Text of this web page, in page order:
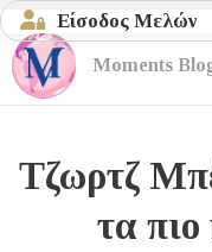
Είσοδος Μελών
Moments
Τζωρτζ
τα